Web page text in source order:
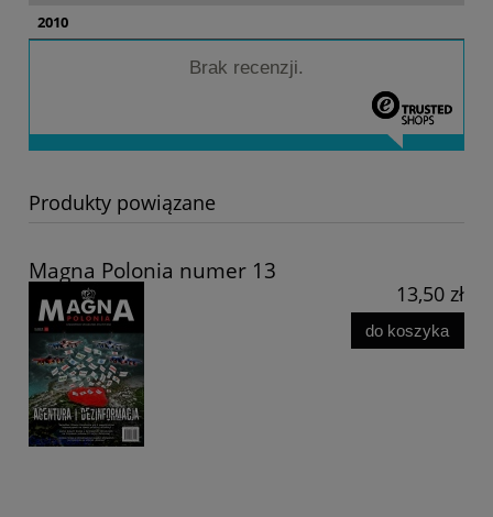
2010
Brak recenzji.
Produkty powiązane
Magna Polonia numer 13
13,50 zł
do koszyka